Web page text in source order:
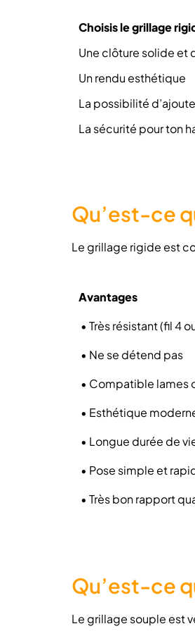
Choisis le grillage
Une clôture solide et
Un rendu esthétique
La possibilité
La sécurité pour ton
Qu’est-ce
Le grillage rigide est
Avantages
• Très résistant (fil 4
• Ne se détend pas
• Compatible lames
• Esthétique
• Longue durée de
• Pose simple et
• Très bon rapport
Qu’est-ce
Le grillage souple est